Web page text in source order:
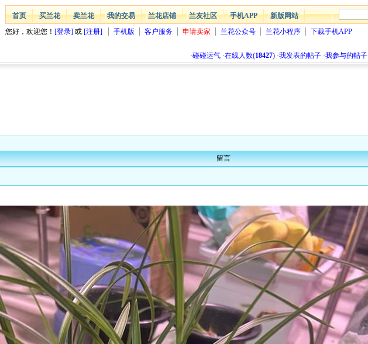
首页 买兰花 卖兰花 我的交易 兰花店铺 兰友社区 手机APP
新版网站
您好，欢迎您！ [登录] 或 [注册] 手机版 客户服务 申请卖家 兰花公众号 兰花小程序 下载手机APP
·碰碰运气 ·在线人数(18427) ·我发表的帖子 ·我参与的帖子
留言